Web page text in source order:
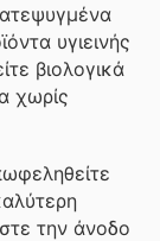
υγιεινής
βιολογικά
χωρίς
την άνοδο